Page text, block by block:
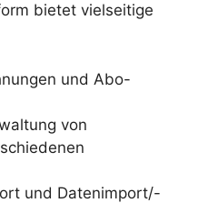
bietet vielseitige
und Abo-
von
und Datenimport/-